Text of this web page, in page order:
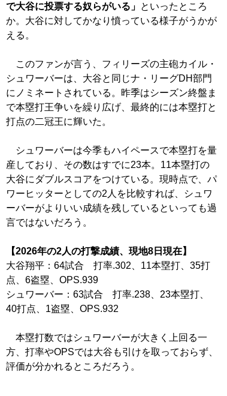
で大谷に投票する奴らがいる」 といったところ
か。大谷に対してかなり憤っている様子がうかが
える。
このファンが言う、フィリーズの主砲カイル・
シュワーバーは、大谷と同じナ・リーグDH部門
にノミネートされている。昨季はシーズン終盤ま
で本塁打王争いを繰り広げ、最終的には本塁打と
打点の二冠王に輝いた。
シュワーバーは今季もハイペースで本塁打を量
産しており、その数はすでに23本。11本塁打の
大谷にダブルスコアをつけている。現時点で、パ
ワーヒッターとしての2人を比較すれば、シュワ
ーバーがよりいい成績を残しているといっても過
言ではないだろう。
【2026年の2人の打撃成績、現地8日現在】
大谷翔平：64試合 打率.302、11本塁打、35打
点、6盗塁、OPS.939
シュワーバー：63試合 打率.238、23本塁打、
40打点、1盗塁、OPS.932
本塁打数ではシュワーバーが大きく上回る一
方、打率やOPSでは大谷も引けを取っておらず、
評価が分かれるところだろう。